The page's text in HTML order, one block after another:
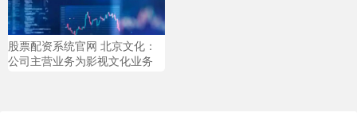
股票配资系统官网 北京文化：
公司主营业务为影视文化业务